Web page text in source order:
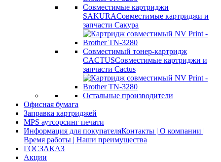
Совместимые картриджи
SAKURAСовместимые картриджи и
запчасти Сакура
Совместимый тонер-картридж
CACTUSСовместимые картриджи и
запчасти Cactus
Остальные производители
Офисная бумага
Заправка картриджей
MPS аутсорсинг печати
Информация для покупателяКонтакты | О компании |
Время работы | Наши преимущества
ГОСЗАКАЗ
Акции